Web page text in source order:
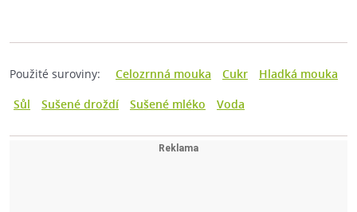
Použité suroviny: Celozrnná mouka Cukr
Hladká mouka
Sůl
Sušené droždí Sušené mléko Voda